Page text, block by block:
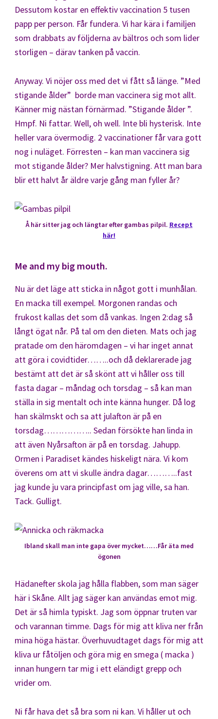
Dessutom kostar en effektiv vaccination 5 tusen
papp per person. Får fundera. Vi har kära i familjen
som drabbats av följderna av bältros och som lider
storligen – därav tanken på vaccin.
Anyway. Vi nöjer oss med det vi fått så länge. ”Med
stigande ålder” borde man vaccinera sig mot allt.
Känner mig nästan förnärmad. ”Stigande ålder ”.
Hmpf. Ni fattar. Well, oh well. Inte bli hysterisk. Inte
heller vara övermodig. 2 vaccinationer får vara gott
nog i nuläget. Förresten – kan man vaccinera sig
mot stigande ålder? Mer halvstigning. Att man bara
blir ett halvt år äldre varje gång man fyller år?
Å här sitter jag och längtar efter gambas pilpil. Recept
här!
Me and my big mouth.
Nu är det läge att sticka in något gott i munhålan.
En macka till exempel. Morgonen randas och
frukost kallas det som då vankas. Ingen 2:dag så
långt ögat når. På tal om den dieten. Mats och jag
pratade om den häromdagen – vi har inget annat
att göra i covidtider……..och då deklarerade jag
bestämt att det är så skönt att vi håller oss till
fasta dagar – måndag och torsdag – så kan man
ställa in sig mentalt och inte känna hunger. Då log
han skälmskt och sa att julafton är på en
torsdag…………….. Sedan försökte han linda in
att även Nyårsafton är på en torsdag. Jahupp.
Ormen i Paradiset kändes hiskeligt nära. Vi kom
överens om att vi skulle ändra dagar………..fast
jag kunde ju vara principfast om jag ville, sa han.
Tack. Gulligt.
Ibland skall man inte gapa över mycket……Får äta med
ögonen
Hädanefter skola jag hålla flabben, som man säger
här i Skåne. Allt jag säger kan användas emot mig.
Det är så himla typiskt. Jag som öppnar truten var
och varannan timme. Dags för mig att kliva ner från
mina höga hästar. Överhuvudtaget dags för mig att
kliva ur fåtöljen och göra mig en smega ( macka )
innan hungern tar mig i ett eländigt grepp och
vrider om.
Ni får hava det så bra som ni kan. Vi håller ut och